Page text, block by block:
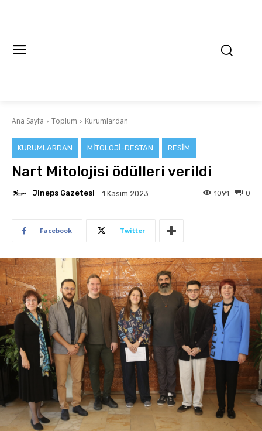
Ana Sayfa Toplum Kurumlardan
KURUMLARDAN MITOLOJI-DESTAN RESIM
Nart Mitolojisi ödülleri verildi
Jineps Gazetesi 1 Kasım 2023 0
1091
Facebook Twitter